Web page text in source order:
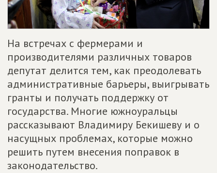
На встречах с фермерами и
производителями различных товаров
депутат делится тем, как преодолевать
административные барьеры, выигрывать
гранты и получать поддержку от
государства. Многие южноуральцы
рассказывают Владимиру Бекишеву и о
насущных проблемах, которые можно
решить путем внесения поправок в
законодательство.